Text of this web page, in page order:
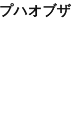
ハオブザ